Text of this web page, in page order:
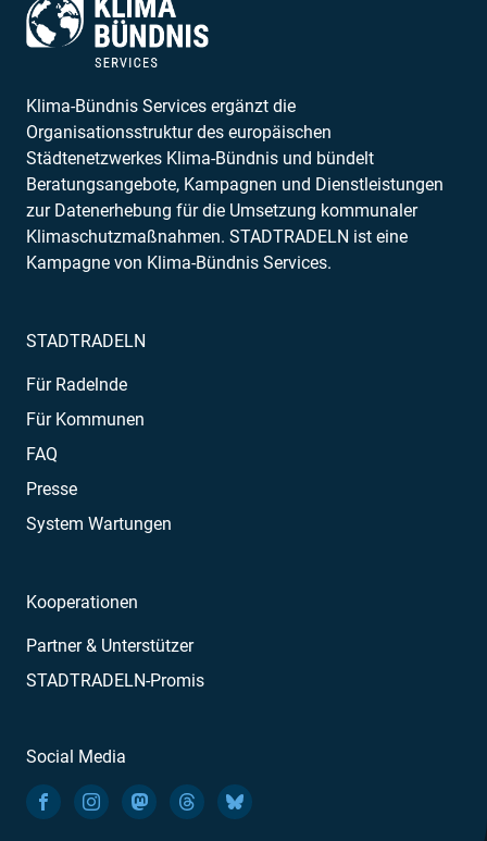
Klima-Bündnis Services ergänzt die
Organisationsstruktur des europäischen
Städtenetzwerkes Klima-Bündnis und bündelt
Beratungsangebote, Kampagnen und Dienstleistungen
zur Datenerhebung für die Umsetzung kommunaler
Klimaschutzmaßnahmen. STADTRADELN ist eine
Kampagne von Klima-Bündnis Services.
STADTRADELN
Für Radelnde
Für Kommunen
FAQ
Presse
System Wartungen
Kooperationen
Partner & Unterstützer
STADTRADELN-Promis
Social Media